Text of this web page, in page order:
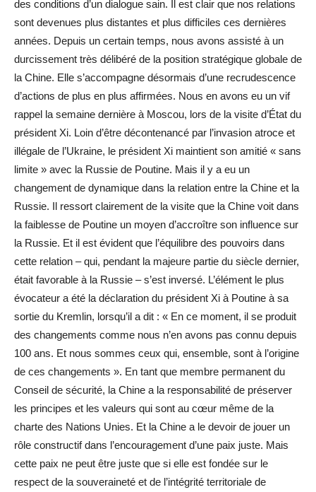
des conditions d’un dialogue sain. Il est clair que nos relations
sont devenues plus distantes et plus difficiles ces dernières
années. Depuis un certain temps, nous avons assisté à un
durcissement très délibéré de la position stratégique globale de
la Chine. Elle s’accompagne désormais d’une recrudescence
d’actions de plus en plus affirmées. Nous en avons eu un vif
rappel la semaine dernière à Moscou, lors de la visite d’État du
président Xi. Loin d’être décontenancé par l’invasion atroce et
illégale de l’Ukraine, le président Xi maintient son amitié « sans
limite » avec la Russie de Poutine. Mais il y a eu un
changement de dynamique dans la relation entre la Chine et la
Russie. Il ressort clairement de la visite que la Chine voit dans
la faiblesse de Poutine un moyen d’accroître son influence sur
la Russie. Et il est évident que l’équilibre des pouvoirs dans
cette relation – qui, pendant la majeure partie du siècle dernier,
était favorable à la Russie – s’est inversé. L’élément le plus
évocateur a été la déclaration du président Xi à Poutine à sa
sortie du Kremlin, lorsqu’il a dit : « En ce moment, il se produit
des changements comme nous n’en avons pas connu depuis
100 ans. Et nous sommes ceux qui, ensemble, sont à l’origine
de ces changements ». En tant que membre permanent du
Conseil de sécurité, la Chine a la responsabilité de préserver
les principes et les valeurs qui sont au cœur même de la
charte des Nations Unies. Et la Chine a le devoir de jouer un
rôle constructif dans l’encouragement d’une paix juste. Mais
cette paix ne peut être juste que si elle est fondée sur le
respect de la souveraineté et de l’intégrité territoriale de